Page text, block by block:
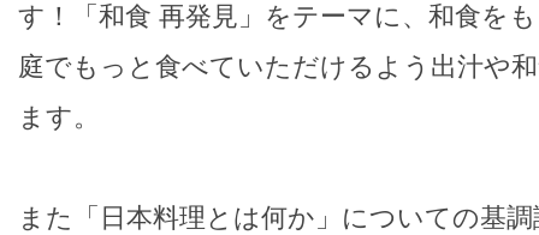
す！「和食 再発見」をテーマに、和食を
庭でもっと食べていただけるよう出汁や
ます。
また「日本料理とは何か」についての基